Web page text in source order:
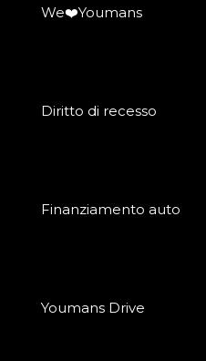
We❤️Youmans
Diritto di recesso
Finanziamento auto
Youmans Drive